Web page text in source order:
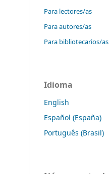
Para lectores/as
Para autores/as
Para bibliotecarios/as
Idioma
English
Español (España)
Português (Brasil)